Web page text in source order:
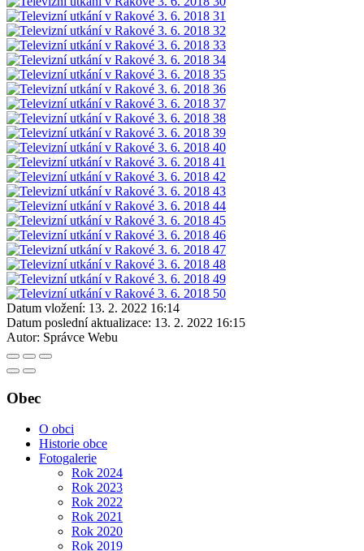
Datum vložení: 13. 2. 2022 16:14
Datum poslední aktualizace: 13. 2. 2022 16:15
Autor: Správce Webu
Obec
O obci
Historie obce
Fotogalerie
Rok 2024
Rok 2023
Rok 2022
Rok 2021
Rok 2020
Rok 2019